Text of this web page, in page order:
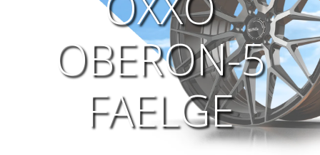
OBERON-5
FAELGE